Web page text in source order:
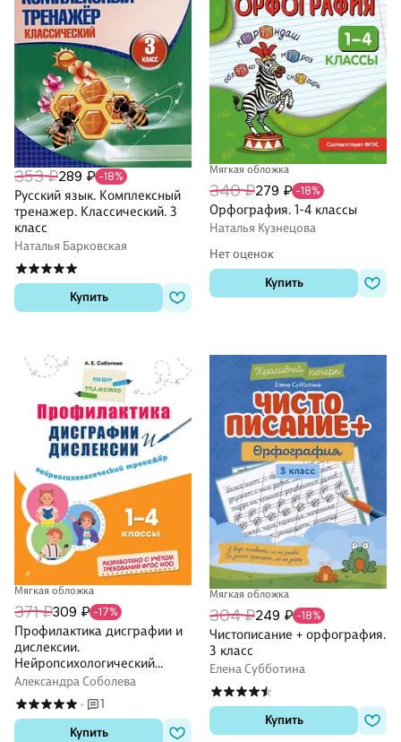
353 ₽289 ₽ -18%
Русский язык. Комплексный
тренажер. Классический. 3
класс
Наталья Барковская
Купить
Мягкая обложка
340 ₽279 ₽ -18%
Орфография. 1-4 классы
Наталья Кузнецова
Нет оценок
Купить
Мягкая обложка
371 ₽309 ₽ -17%
Профилактика дисграфии и
дислексии.
Нейропсихологический
тренажёр
Александра Соболева
·
1
Купить
Мягкая обложка
304 ₽249 ₽ -18%
Чистописание + орфография.
3 класс
Елена Субботина
Купить